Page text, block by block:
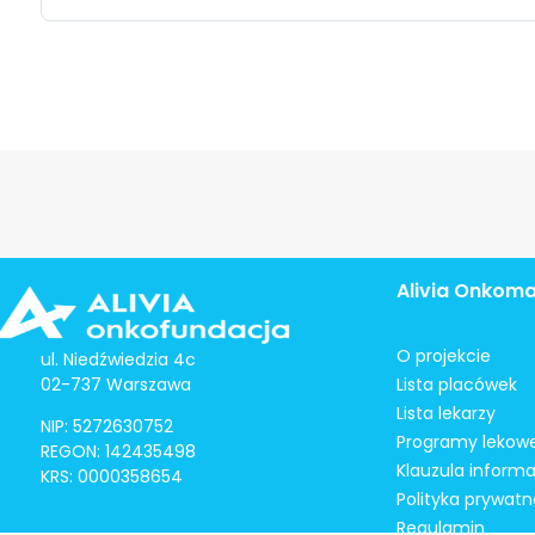
ul. Niedźwiedzia 4c
02-737 Warszawa
NIP: 5272630752
REGON: 142435498
KRS: 0000358654
Alivia
O projekcie
Lista placówek
Lista lekarzy
Programy
Klauzula
Polityka
Regulamin